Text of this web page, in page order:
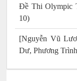
Đề Thi Olympic
10)
[Nguyễn Vũ
Dư, Phương